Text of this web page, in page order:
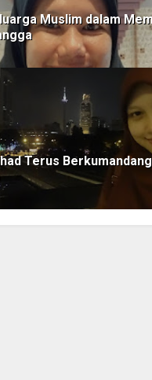
Muslim dalam
Terus